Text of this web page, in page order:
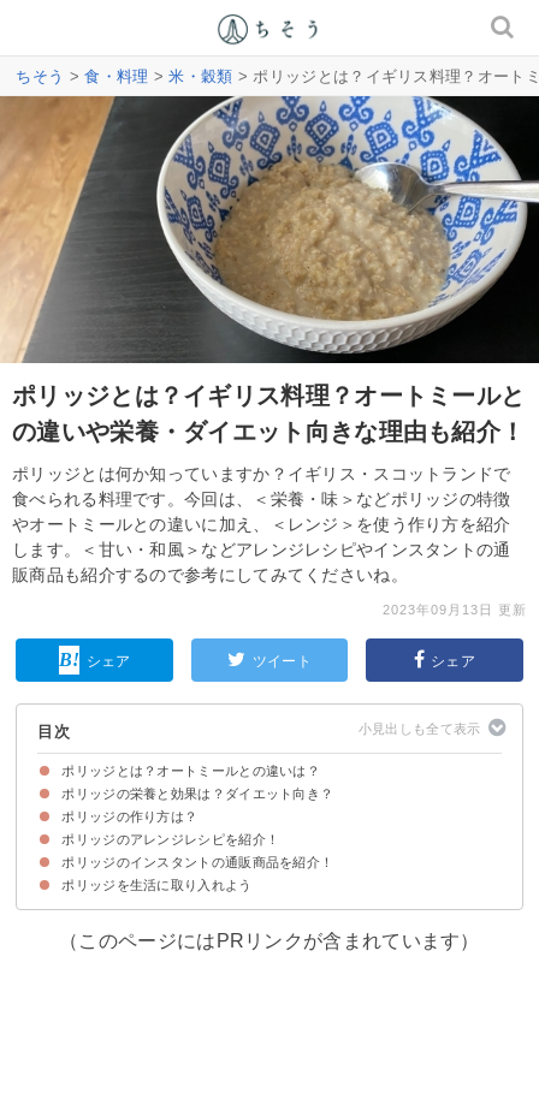
ちそう >食・料理 >米・穀類 > ポリッジとは？イギリス料理？オート
ポリッジとは？イギリス料理？オートミールと
の違いや栄養・ダイエット向きな理由も紹介！
ポリッジとは何か知っていますか？イギリス・スコットランドで
食べられる料理です。今回は、＜栄養・味＞などポリッジの特徴
やオートミールとの違いに加え、＜レンジ＞を使う作り方を紹介
します。＜甘い・和風＞などアレンジレシピやインスタントの通
販商品も紹介するので参考にしてみてくださいね。
2023年09月13日 更新
シェア ツイート シェア
目次
ポリッジとは？オートミールとの違いは？
ポリッジはオーツ麦を煮込んで作ったミルク粥
ポリッジはイギリス・スコットランドでよく食べられる
ポリッジの味わい
ポリッジの栄養と効果は？ダイエット向き？
ポリッジの作り方は？
ポリッジの材料
ポリッジの作り方・手順
ポリッジのアレンジレシピを紹介！
①和風ポリッジ
②ジャマイカ風のポリッジ
③ヨーグルトと豆乳を使ったポリッジ
ポリッジのインスタントの通販商品を紹介！
①アイリッシュ オート麦 ポリッジ Flahavan's Irish Porridge Oats Original
②日食 プレミアムピュアオートミール 300g×3袋（1700円）
ポリッジを生活に取り入れよう
（このページにはPRリンクが含まれています）